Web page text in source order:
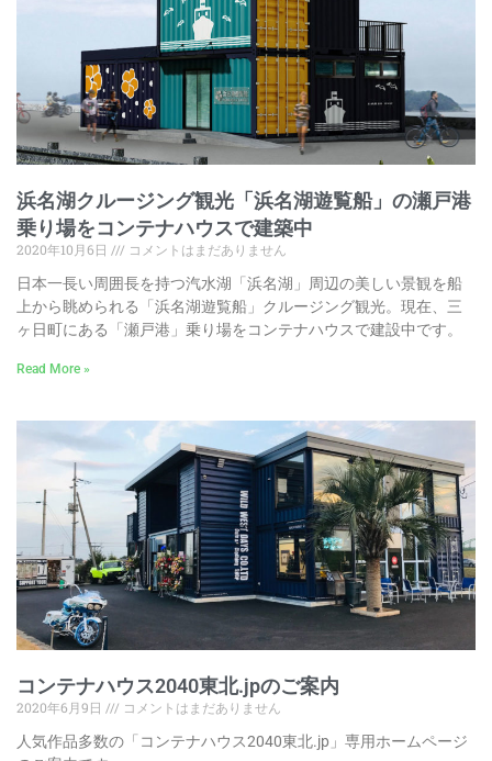
浜名湖クルージング観光「浜名湖遊覧船」の瀬戸港
乗り場をコンテナハウスで建築中
2020年10月6日
コメントはまだありません
日本一長い周囲長を持つ汽水湖「浜名湖」周辺の美しい景観を船
上から眺められる「浜名湖遊覧船」クルージング観光。現在、三
ヶ日町にある「瀬戸港」乗り場をコンテナハウスで建設中です。
Read More »
コンテナハウス2040東北.jpのご案内
2020年6月9日
コメントはまだありません
人気作品多数の「コンテナハウス2040東北.jp」専用ホームページ